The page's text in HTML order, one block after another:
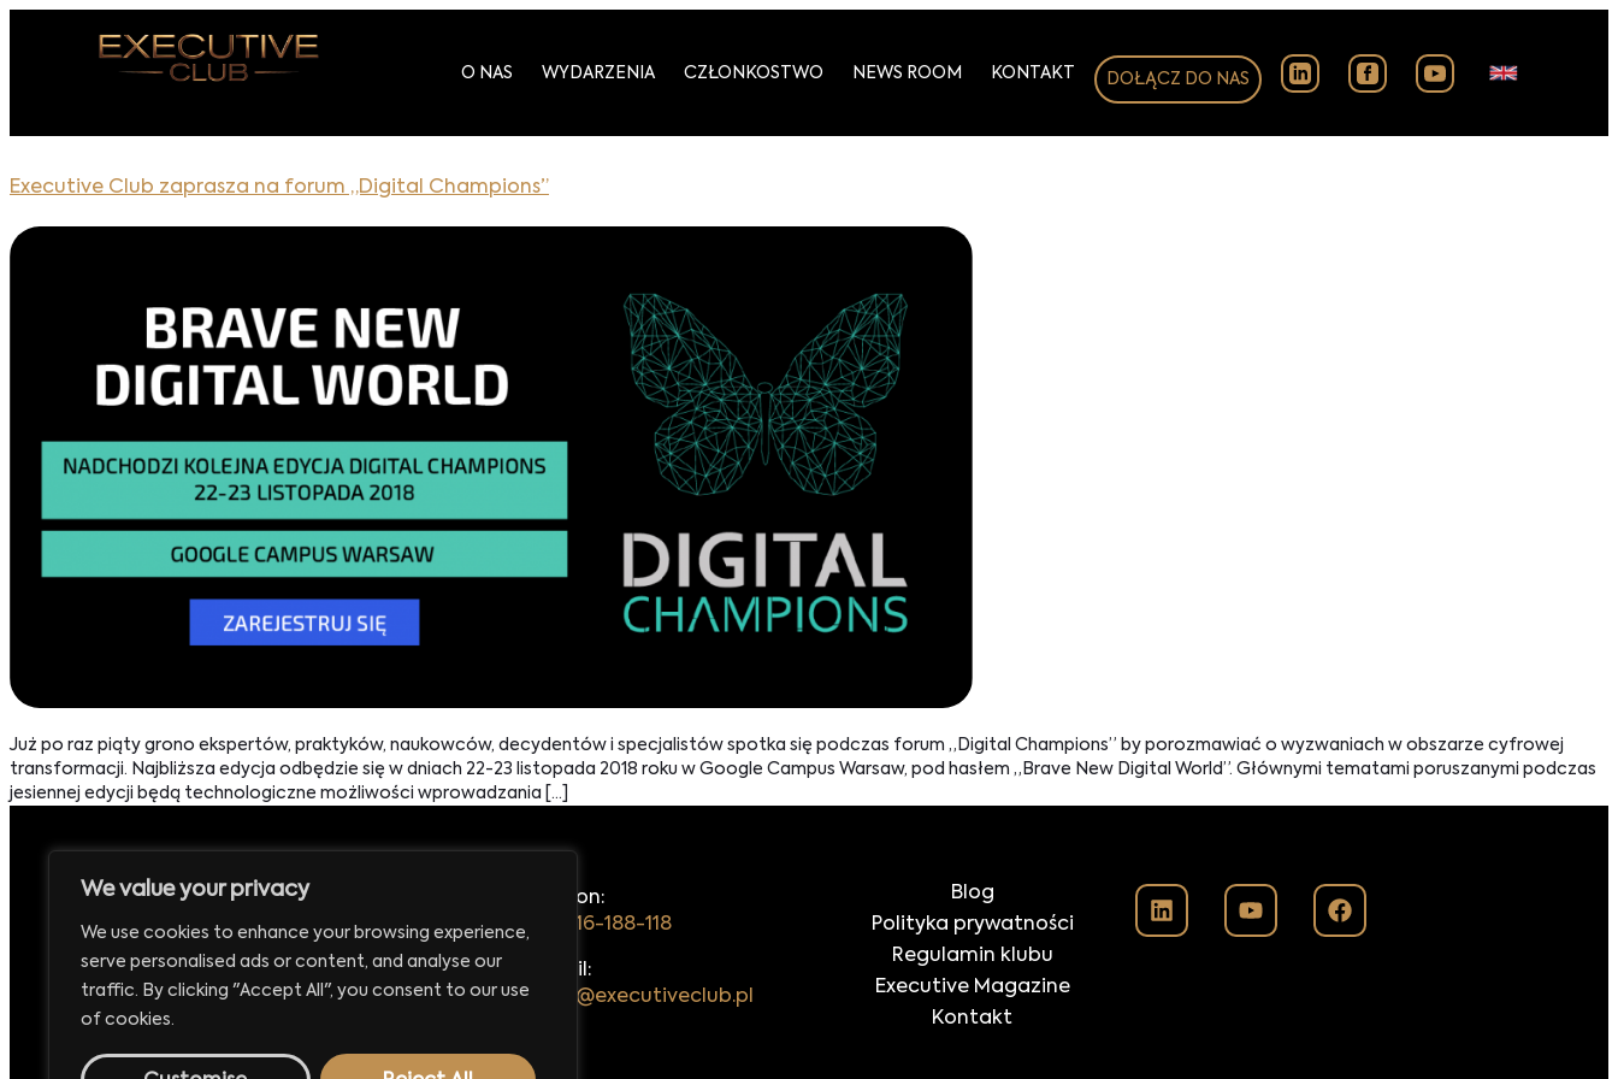
We value your privacy
We use cookies to enhance your browsing experience,
serve personalised ads or content, and analyse our
traffic. By clicking "Accept All", you consent to our use
of cookies.
O NAS WYDARZENIA CZŁONKOSTWO NEWS ROOM KONTAKT DOŁĄCZ DO NAS
Executive Club zaprasza na forum „Digital Champions”
Już po raz piąty grono ekspertów, praktyków, naukowców, decydentów i specjalistów spotka się podczas forum „Digital Champions” by porozmawiać o wyzwaniach w obszarze cyfrowej
transformacji. Najbliższa edycja odbędzie się w dniach 22-23 listopada 2018 roku w Google Campus Warsaw, pod hasłem „Brave New Digital World”. Głównymi tematami poruszanymi podczas
jesiennej edycji będą technologiczne możliwości wprowadzania […]
Siedziba:
Executive Club Sp. z o.o.
ul. Krucza 16/22
Telefon:
+48 516-188-118
E-mail:
biuro@executiveclub.pl
Blog
Polityka prywatności
Regulamin klubu
Executive Magazine
Kontakt